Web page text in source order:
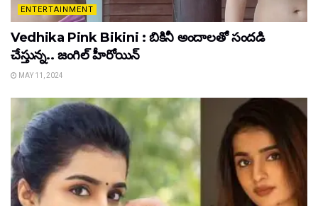
ENTERTAINMENT
Vedhika Pink Bikini : బికినీ అందాలతో సందడి
చేస్తున్న.. జంగిల్ హీరోయిన్
MAY 11, 2024